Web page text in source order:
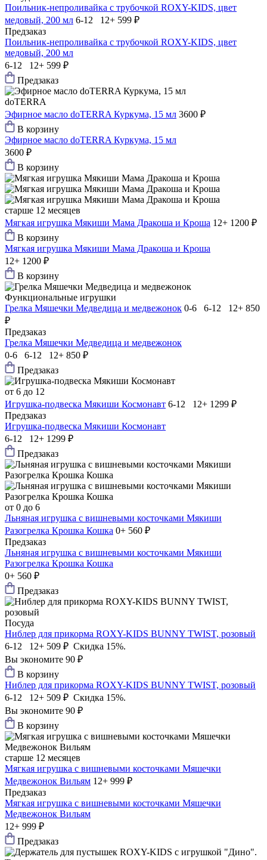
Поильник-непроливайка с трубочкой ROXY-KIDS, цвет
медовый, 200 мл 6-12 12+ 599 ₽
Предзаказ
Поильник-непроливайка с трубочкой ROXY-KIDS, цвет
медовый, 200 мл
6-12 12+ 599 ₽
Предзаказ
doTERRA
Эфирное масло doTERRA Куркума, 15 мл 3600 ₽
В корзину
Эфирное масло doTERRA Куркума, 15 мл
3600 ₽
В корзину
старше 12 месяцев
Мягкая игрушка Мякиши Мама Дракоша и Кроша 12+ 1200 ₽
В корзину
Мягкая игрушка Мякиши Мама Дракоша и Кроша
12+ 1200 ₽
В корзину
Функциональные игрушки
Грелка Мяшечки Медведица и медвежонок 0-6 6-12 12+ 850
₽
Предзаказ
Грелка Мяшечки Медведица и медвежонок
0-6 6-12 12+ 850 ₽
Предзаказ
от 6 до 12
Игрушка-подвеска Мякиши Космонавт 6-12 12+ 1299 ₽
Предзаказ
Игрушка-подвеска Мякиши Космонавт
6-12 12+ 1299 ₽
Предзаказ
от 0 до 6
Льняная игрушка с вишневыми косточками Мякиши
Разогрелка Крошка Кошка 0+ 560 ₽
Предзаказ
Льняная игрушка с вишневыми косточками Мякиши
Разогрелка Крошка Кошка
0+ 560 ₽
Предзаказ
Посуда
Ниблер для прикорма ROXY-KIDS BUNNY TWIST, розовый
6-12 12+ 509 ₽ Скидка 15%.
Вы экономите 90 ₽
В корзину
Ниблер для прикорма ROXY-KIDS BUNNY TWIST, розовый
6-12 12+ 509 ₽ Скидка 15%.
Вы экономите 90 ₽
В корзину
старше 12 месяцев
Мягкая игрушка с вишневыми косточками Мяшечки
Медвежонок Вильям 12+ 999 ₽
Предзаказ
Мягкая игрушка с вишневыми косточками Мяшечки
Медвежонок Вильям
12+ 999 ₽
Предзаказ